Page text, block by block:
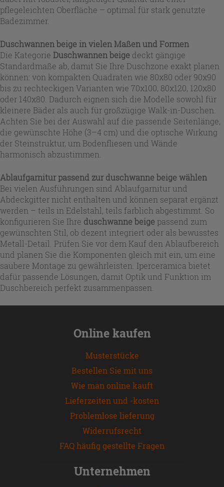
pflegeleichten Oberfläche – optimal für stark genutzte
Badezimmer.
Duschwannen beige in vielen Maßen und Formen
Die Kategorie Duschwannen beige deckt gängige
Standardmaße ab, damit Sie Ihre Duschzone exakt planen
können: von kompakten Quadraten wie 80x80 oder 90x90
bis zu rechteckigen Varianten wie 70x100, 80x120, 120x80
oder 140x80. Dadurch eignen sich die Modelle sowohl für
kleinere Bäder als auch für großzügige Walk-in-Duschen.
Achten Sie bei der Auswahl auf die passende Seitenlänge,
die gewünschte Höhe (3–4 cm) und die optische Wirkung
der Steinstruktur, um Bodenfliesen und Wände
harmonisch abzustimmen.
Ablaufgarnitur passend zur duschwanne beige wählen
Bei vielen Ausführungen sind Ablaufgarnitur und
Abdeckgitter nicht enthalten und können separat ergänzt
werden – teils in Edelstahl, teils farblich abgestimmt. So
konfigurieren Sie Ihre duschwanne beige passend zum
gewünschten Stil, ob dezent integriert oder als bewusstes
Metall-Detail. Prüfen Sie vor dem Kauf den Ablaufbereich
und planen Sie die Komponenten gleich mit ein, um eine
saubere Montage zu gewährleisten. Iperceramica bietet
dafür passende Lösungen, damit Optik und Funktion im
Duschbereich perfekt zusammenpassen.
Online kaufen
Musterstücke
Bestellen Sie mit uns
Wie man online kauft
Lieferzeiten und -kosten
Problemlose lieferung
Widerrufsrecht
FAQ häufig gestellte Fragen
Unternehmen